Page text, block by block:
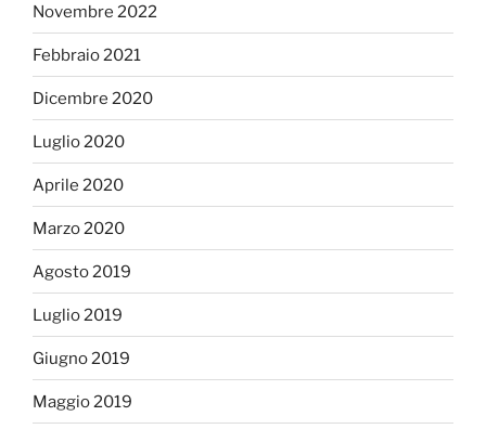
Novembre 2022
Febbraio 2021
Dicembre 2020
Luglio 2020
Aprile 2020
Marzo 2020
Agosto 2019
Luglio 2019
Giugno 2019
Maggio 2019